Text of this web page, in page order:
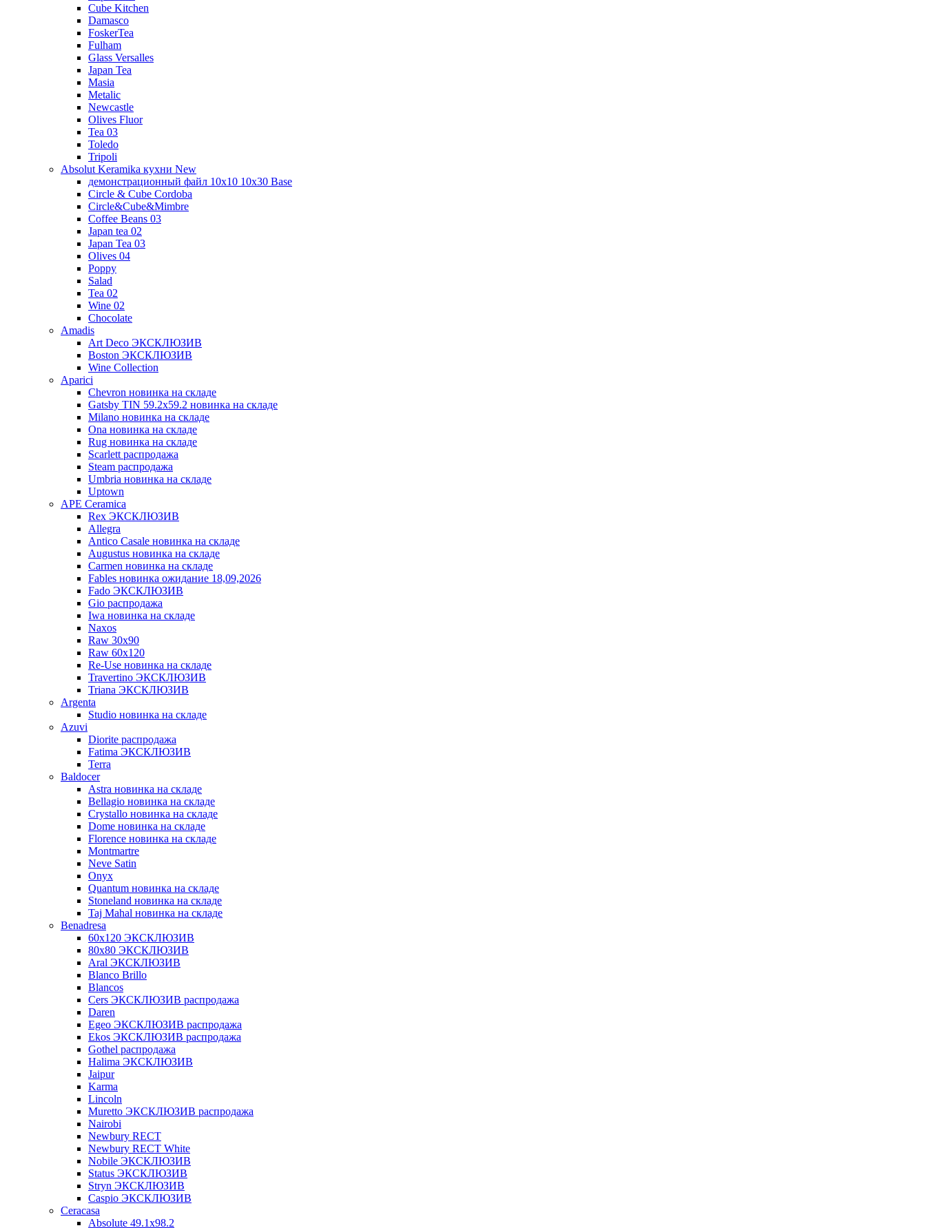
Cube Kitchen
Damasco
FoskerTea
Fulham
Glass Versalles
Japan Tea
Masia
Metalic
Newcastle
Olives Fluor
Tea 03
Toledo
Tripoli
Absolut Keramika кухни New
демонстрационный файл 10x10 10x30 Base
Circle & Cube Cordoba
Circle&Cube&Mimbre
Coffee Beans 03
Japan tea 02
Japan Tea 03
Olives 04
Poppy
Salad
Tea 02
Wine 02
Chocolate
Amadis
Art Deco ЭКСКЛЮЗИВ
Boston ЭКСКЛЮЗИВ
Wine Collection
Aparici
Chevron новинка на складе
Gatsby TIN 59.2x59.2 новинка на складе
Milano новинка на складе
Ona новинка на складе
Rug новинка на складе
Scarlett распродажа
Steam распродажа
Umbria новинка на складе
Uptown
APE Ceramica
Rex ЭКСКЛЮЗИВ
Allegra
Antico Casale новинка на складе
Augustus новинка на складе
Carmen новинка на складе
Fables новинка ожидание 18,09,2026
Fado ЭКСКЛЮЗИВ
Gio распродажа
Iwa новинка на складе
Naxos
Raw 30x90
Raw 60х120
Re-Use новинка на складе
Travertino ЭКСКЛЮЗИВ
Triana ЭКСКЛЮЗИВ
Argenta
Studio новинка на складе
Azuvi
Diorite распродажа
Fatima ЭКСКЛЮЗИВ
Terra
Baldoсer
Astra новинка на складе
Bellagio новинка на складе
Crystallo новинка на складе
Dome новинка на складе
Florence новинка на складе
Montmartre
Neve Satin
Onyx
Quantum новинка на складе
Stoneland новинка на складе
Taj Mahal новинка на складе
Benadresa
60х120 ЭКСКЛЮЗИВ
80х80 ЭКСКЛЮЗИВ
Aral ЭКСКЛЮЗИВ
Blanco Brillo
Blancos
Cers ЭКСКЛЮЗИВ распродажа
Daren
Egeo ЭКСКЛЮЗИВ распродажа
Ekos ЭКСКЛЮЗИВ распродажа
Gothel распродажа
Halima ЭКСКЛЮЗИВ
Jaipur
Karma
Lincoln
Muretto ЭКСКЛЮЗИВ распродажа
Nairobi
Newbury RECT
Newbury RECT White
Nobile ЭКСКЛЮЗИВ
Status ЭКСКЛЮЗИВ
Stryn ЭКСКЛЮЗИВ
Сaspio ЭКСКЛЮЗИВ
Ceracasa
Absolute 49.1x98.2